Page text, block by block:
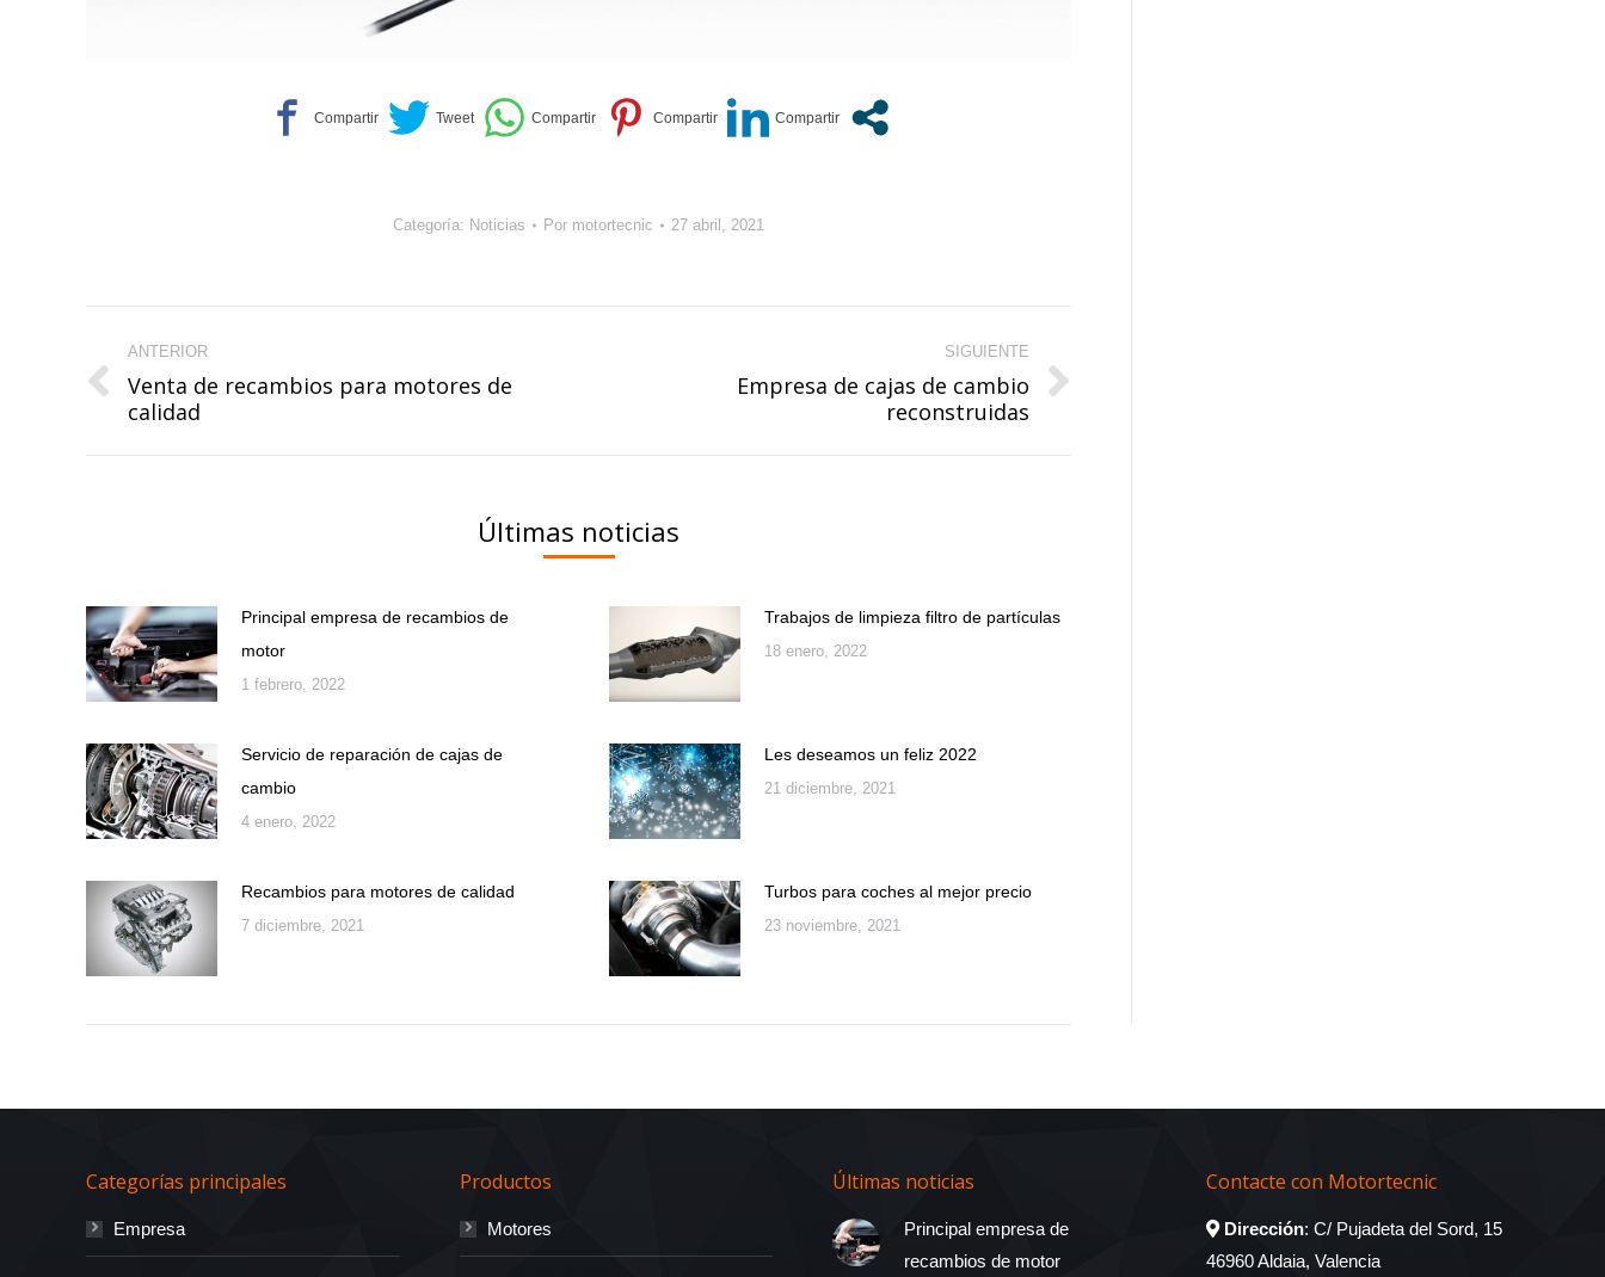
Categoría: Noticias Por motortecnic 27 abril, 2021
entre
publicaciones
ANTERIOR
Publicación
Venta de recambios para motores de
calidad
SIGUIENTE
Empresa de cajas de cambio
reconstruidas
Últimas noticias
Principal empresa de recambios de
motor
1 febrero, 2022
Trabajos de limpieza filtro de partículas
18 enero, 2022
Servicio de reparación de cajas de
cambio
4 enero, 2022
Les deseamos un feliz 2022
21 diciembre, 2021
Recambios para motores de calidad
7 diciembre, 2021
Turbos para coches al mejor precio
23 noviembre, 2021
Categorías principales
Empresa
Productos
Motores
Últimas noticias
Principal empresa de
recambios de motor
Contacte con Motortecnic
Dirección: C/ Pujadeta del Sord, 15
46960 Aldaia, Valencia